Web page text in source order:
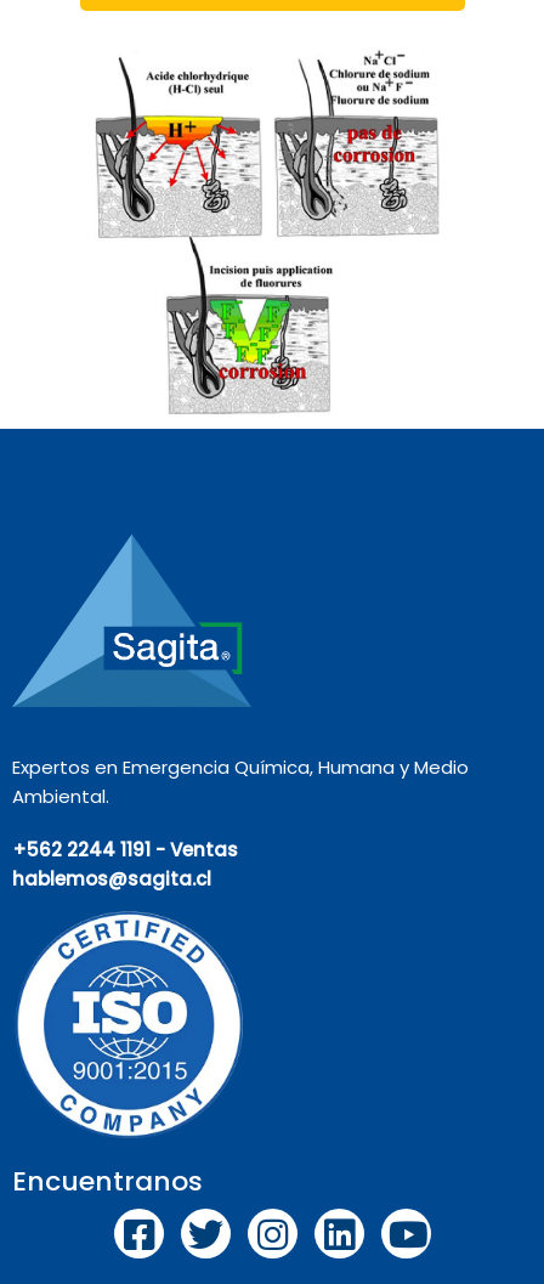
Expertos en Emergencia Química, Humana y Medio
Ambiental.
+562 2244 1191 - Ventas
hablemos@sagita.cl
Encuentranos